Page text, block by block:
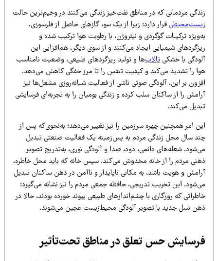
مردمانی که در مناطق نفت‌خیز زندگی می‌کنند در وخیم‌ترین حالت
قرار دارد؛ زیرا از یک سو، گازهای حاصل از فلرسوزی،
ترکیبات گوگردی و نیتروژن، با رطوبت هوا ترکیب شده و
شیمیایی ایجاد می‌کنند و از سوی دیگر، هم‌افزایی این
با خشکیتالاب‌ ها و تولید ریزگردهای طبیعی، وضعیت نامناسب
را تشدید می‌کند و کیفیت تنفس را تا مرز خفگی کاهش می‌دهد.
بر این، آلودگی صوتی ناشی از فعالیت شبانه‌روزی مشعل‌ها نیز
را از ساکنان سلب کرده و زندگی بومیان را به تجربه‌ای فرسایشی
می‌کند.
امر همچنین چهره سرزمین را نیز تغییر می‌دهد؛ به‌نحوی‌که پس از
سال محل زندگی مردم به پس‌زمینه یک فعالیت صنعتی تبدیل
شعله‌های دائمی، دود، صدا و آلودگی نوری، به‌تدریج تصویر
مردم را از خانه مخدوش می‌کند. سپس خانه که باید محل خاطره،
و هویت باشد، به مکانی ناپایدار و ناامن در ذهن ساکنان تبدیل
این تخریب تدریجی، حافظه جمعی مردم را نیز نشانه می‌گیرد؛
که روزگاری با چشم‌اندازهای طبیعی پیوند خورده بودند، حالا در
نسل جدید با تصویر آلودگی محیط‌زیست عجین می‌شوند.
حس تعلق در مناطق تحت‌تأثیر